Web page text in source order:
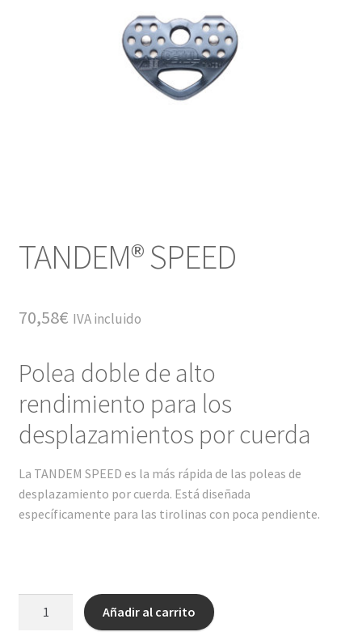
TANDEM® SPEED
70,58€ IVA incluido
Polea doble de alto
rendimiento para los
desplazamientos por cuerda
La TANDEM SPEED es la más rápida de las poleas de
desplazamiento por cuerda. Está diseñada
específicamente para las tirolinas con poca pendiente.
Añadir al carrito